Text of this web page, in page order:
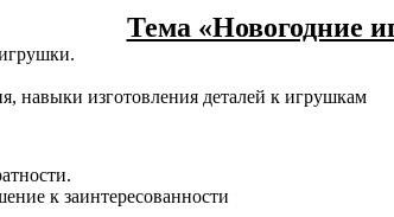
Тема «Новогодние
навыки изготовления деталей к игрушкам
к заинтересованности